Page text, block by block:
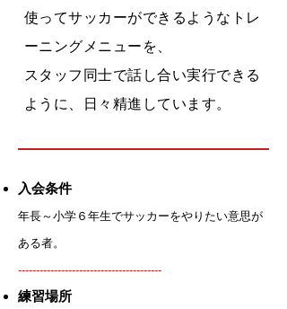
使ってサッカーができるようなトレ
ーニングメニューを、
スタッフ同士で話し合い実行できる
ように、日々精進しています。
入会条件
年長～小学６年生でサッカーをやりたい意思が
ある者。
​----------------------------------------
練習場所